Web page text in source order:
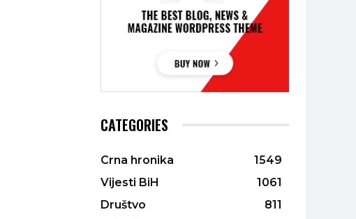
CATEGORIES
Crna hronika
1549
Vijesti BiH
1061
Društvo
811